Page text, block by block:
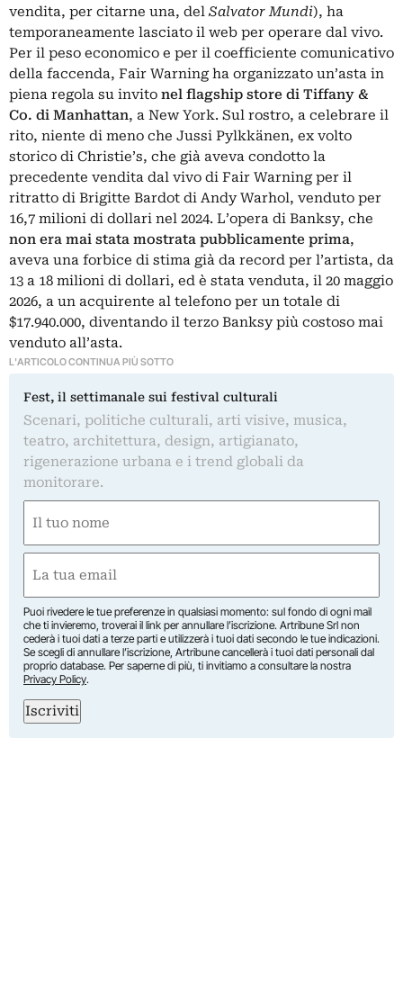
vendita, per citarne una, del Salvator Mundi), ha
temporaneamente lasciato il web per operare dal vivo.
Per il peso economico e per il coefficiente comunicativo
della faccenda, Fair Warning ha organizzato un’asta in
piena regola su invito nel flagship store di Tiffany &
Co. di Manhattan, a New York. Sul rostro, a celebrare il
rito, niente di meno che Jussi Pylkkänen, ex volto
storico di Christie’s, che già aveva condotto la
precedente vendita dal vivo di Fair Warning per il
ritratto di Brigitte Bardot di Andy Warhol, venduto per
16,7 milioni di dollari nel 2024. L’opera di Banksy, che
non era mai stata mostrata pubblicamente prima,
aveva una forbice di stima già da record per l’artista, da
13 a 18 milioni di dollari, ed è stata venduta, il 20 maggio
2026, a un acquirente al telefono per un totale di
$17.940.000, diventando il terzo Banksy più costoso mai
venduto all’asta.
L'ARTICOLO CONTINUA PIÙ SOTTO
Fest, il settimanale sui festival culturali
Scenari, politiche culturali, arti visive, musica,
teatro, architettura, design, artigianato,
rigenerazione urbana e i trend globali da
monitorare.
(Required)
First
(Required)
Puoi rivedere le tue preferenze in qualsiasi momento: sul fondo di ogni mail
che ti invieremo, troverai il link per annullare l’iscrizione. Artribune Srl non
cederà i tuoi dati a terze parti e utilizzerà i tuoi dati secondo le tue indicazioni.
Se scegli di annullare l’iscrizione, Artribune cancellerà i tuoi dati personali dal
proprio database. Per saperne di più, ti invitiamo a consultare la nostra
Privacy Policy.
Iscriviti